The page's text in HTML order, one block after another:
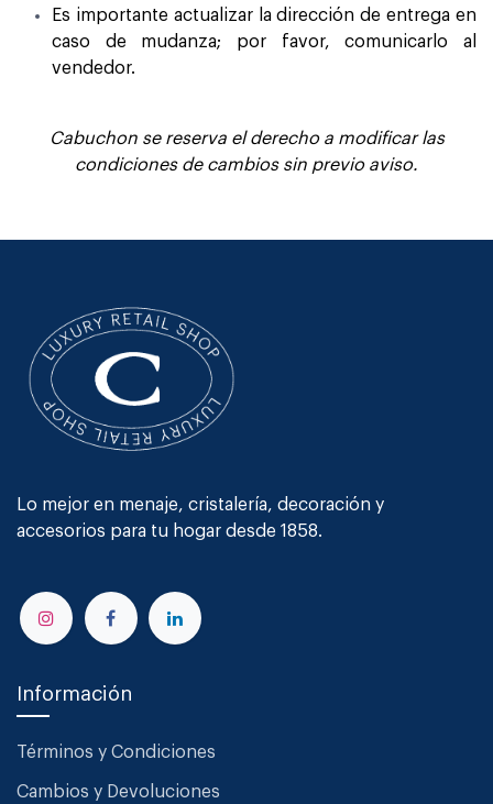
Es importante actualizar la dirección de entrega en
caso de mudanza; por favor, comunicarlo al
vendedor.
Cabuchon se reserva el derecho a modificar las
condiciones de cambios sin previo aviso.
Lo mejor en menaje, cristalería, decoración y
accesorios para tu hogar desde 1858.
Información
Términos y Condiciones
Cambios y Devoluciones